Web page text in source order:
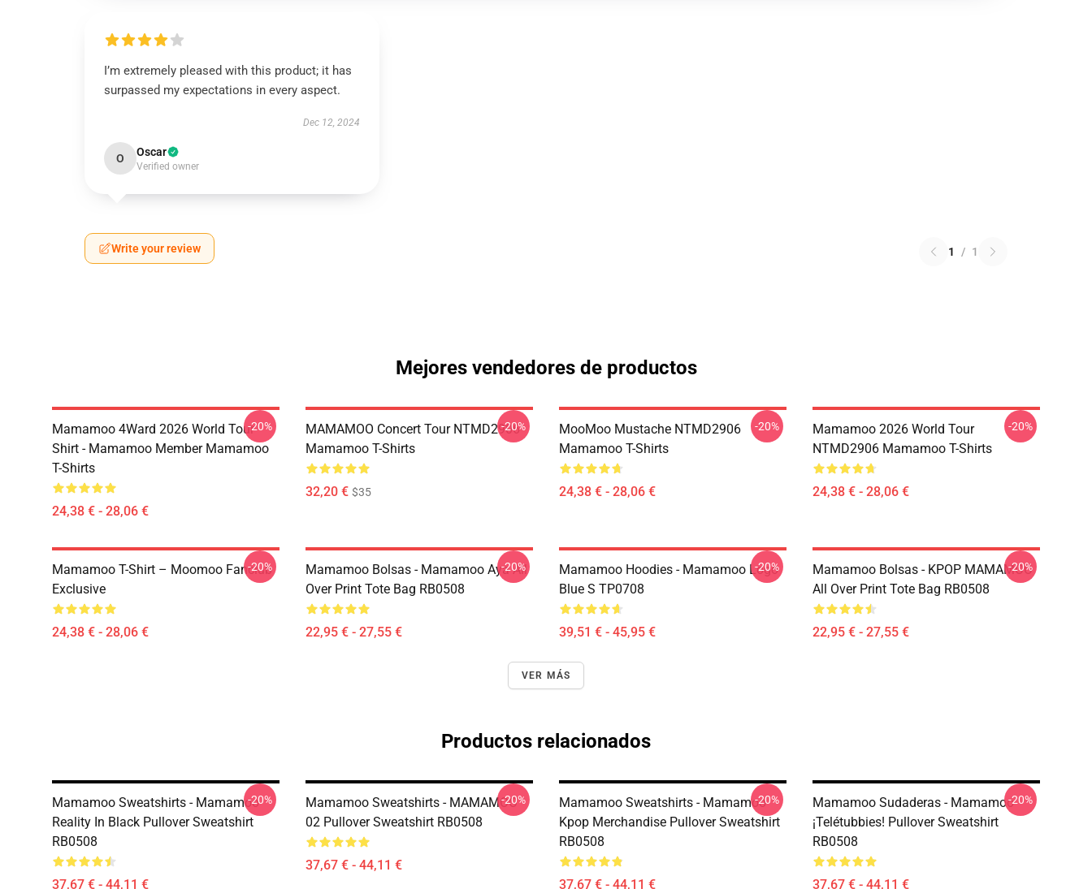
I’m extremely pleased with this product; it has
surpassed my expectations in every aspect.
Dec 12, 2024
O Oscar
Verified owner
Write your review 1 / 1
Mejores vendedores de productos
Mamamoo 4Ward 2026 World Tour
Shirt - Mamamoo Member Mamamoo
T-Shirts
24,38 € - 28,06 €
-20%
MAMAMOO Concert Tour NTMD2906
Mamamoo T-Shirts
32,20 € $35
-20%
MooMoo Mustache NTMD2906
Mamamoo T-Shirts
24,38 € - 28,06 €
-20%
Mamamoo 2026 World Tour
NTMD2906 Mamamoo T-Shirts
24,38 € - 28,06 €
-20%
Mamamoo T-Shirt – Moomoo Fanclub
Exclusive
24,38 € - 28,06 €
-20%
Mamamoo Bolsas - Mamamoo Aya All
Over Print Tote Bag RB0508
22,95 € - 27,55 €
-20%
Mamamoo Hoodies - Mamamoo Logo
Blue S TP0708
39,51 € - 45,95 €
-20%
Mamamoo Bolsas - KPOP MAMAMOO
All Over Print Tote Bag RB0508
22,95 € - 27,55 €
-20%
VER MÁS
Productos relacionados
Mamamoo Sweatshirts - Mamamoo
Reality In Black Pullover Sweatshirt
RB0508
37,67 € - 44,11 €
-20%
Mamamoo Sweatshirts - MAMAMOO
02 Pullover Sweatshirt RB0508
37,67 € - 44,11 €
-20%
Mamamoo Sweatshirts - Mamamoo
Kpop Merchandise Pullover Sweatshirt
RB0508
37,67 € - 44,11 €
-20%
Mamamoo Sudaderas - Mamamoo
¡Telétubbies! Pullover Sweatshirt
RB0508
37,67 € - 44,11 €
-20%